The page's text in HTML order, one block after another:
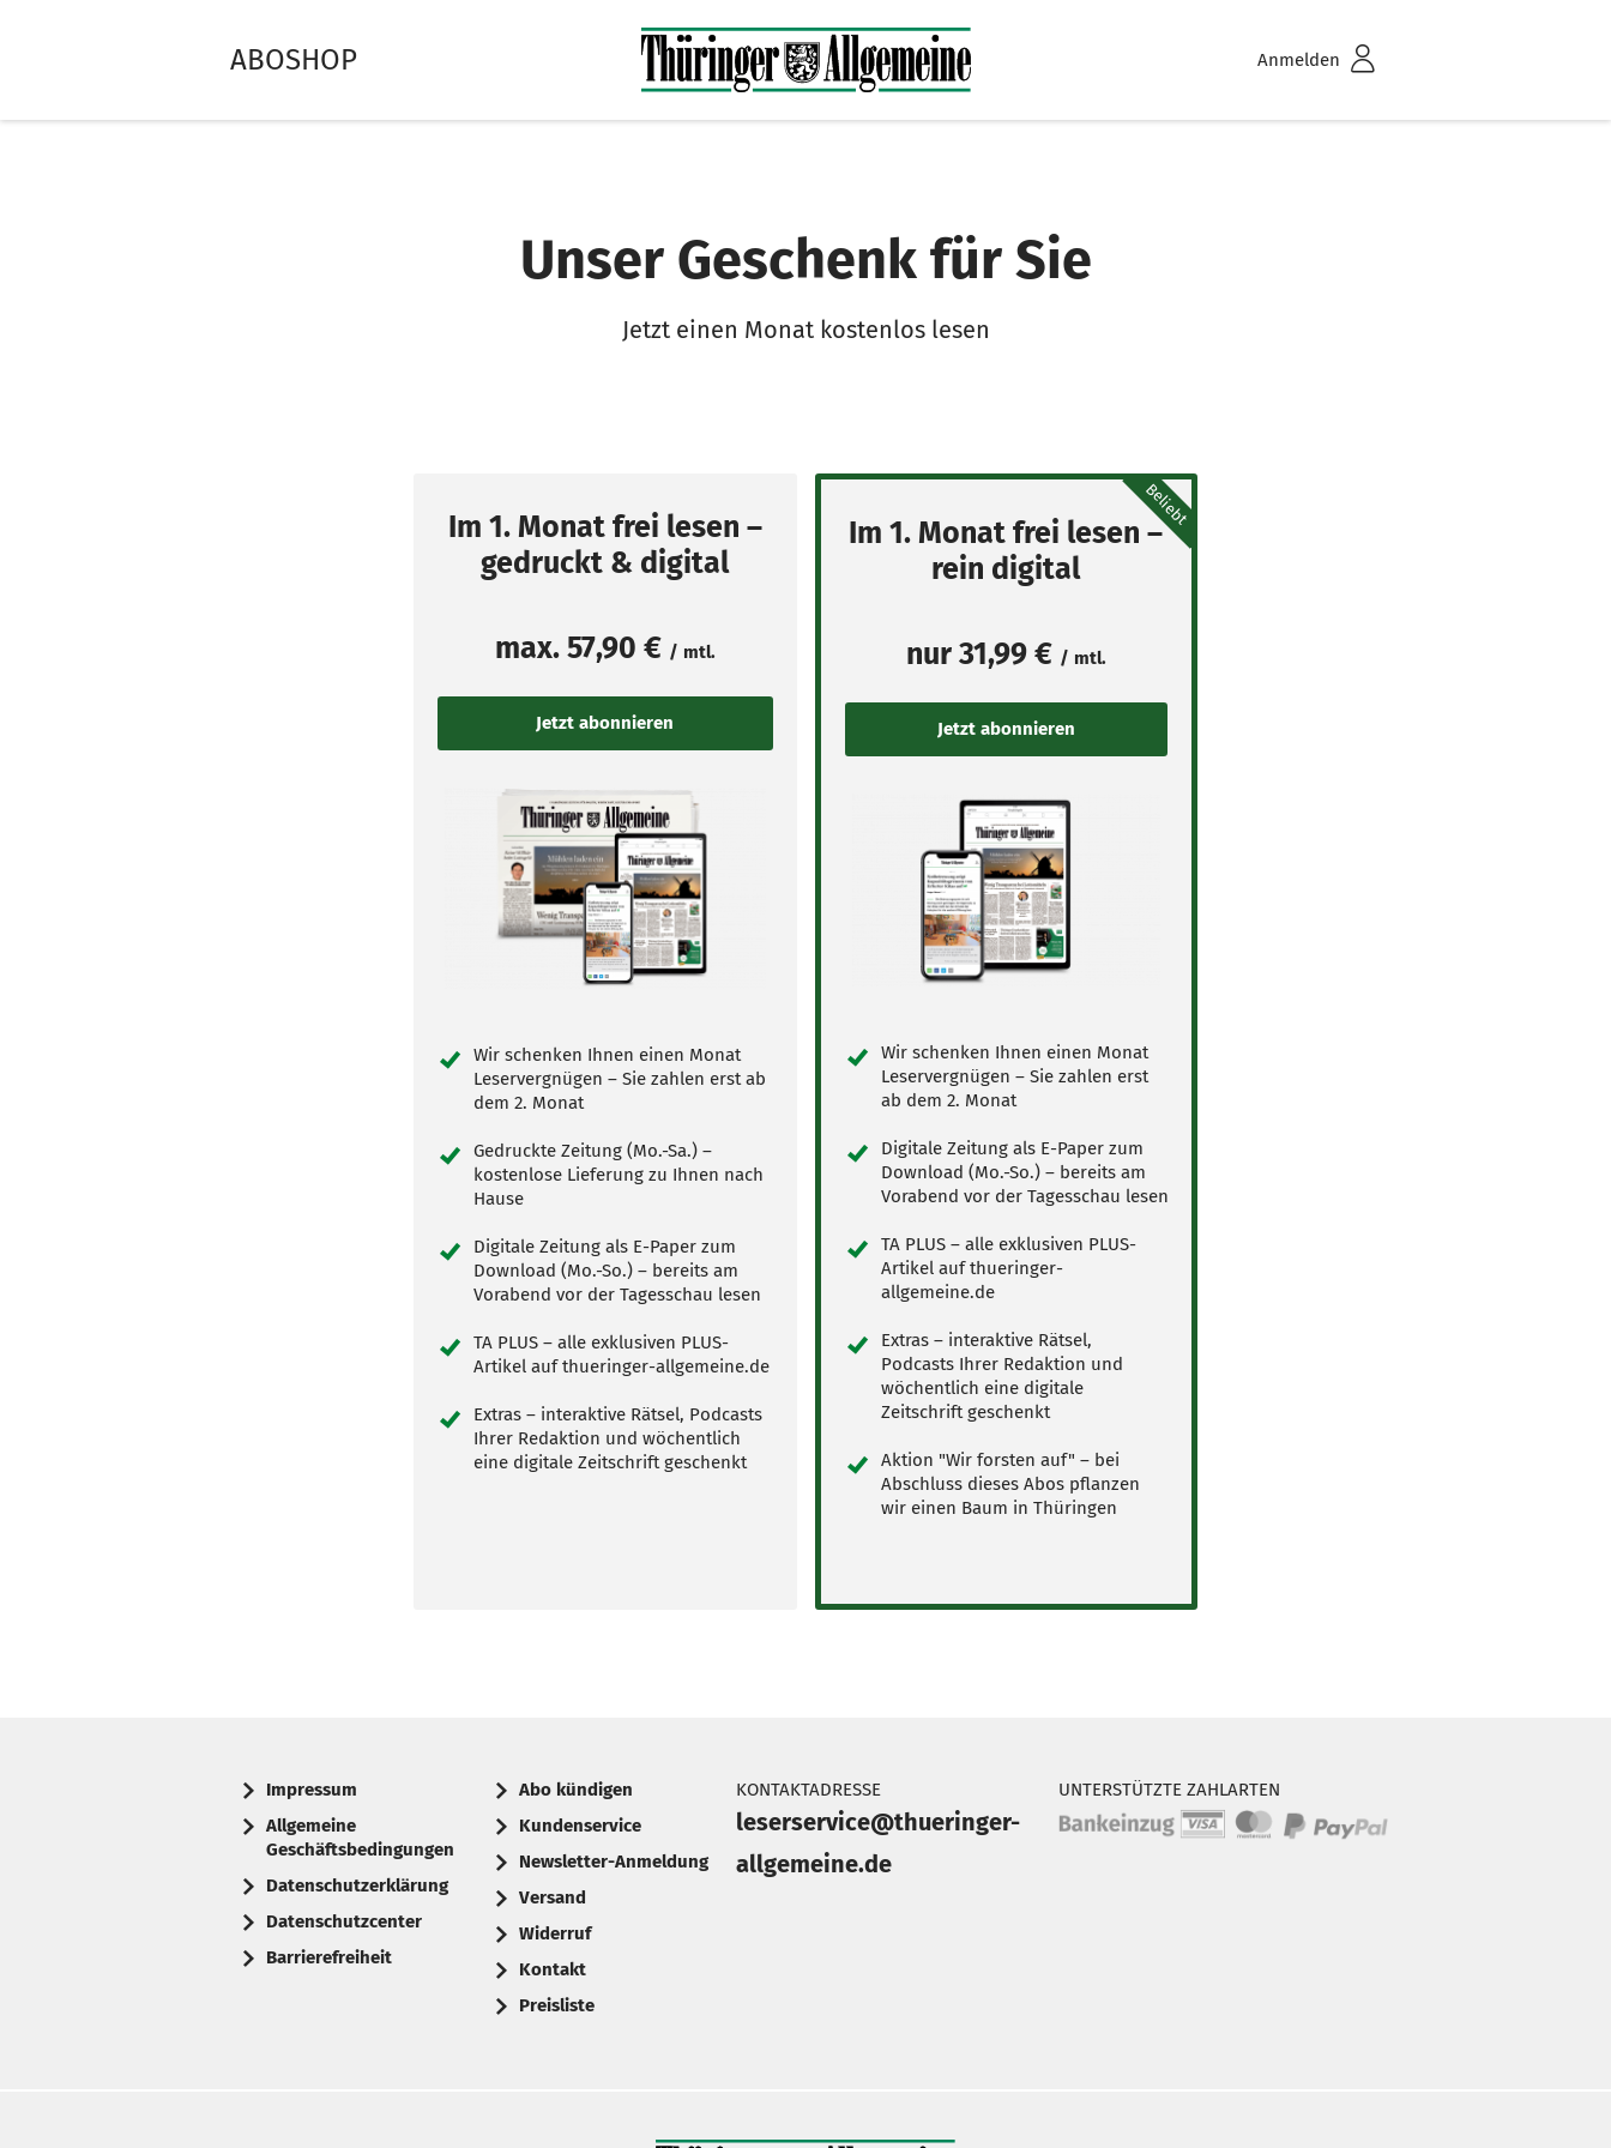
ABOSHOP Anmelden
Unser Geschenk für Sie
Jetzt einen Monat kostenlos lesen
Im 1. Monat frei lesen –
gedruckt & digital
max. 57,90 € / mtl.
Wir schenken Ihnen einen Monat
Leservergnügen – Sie zahlen erst ab
dem 2. Monat
Gedruckte Zeitung (Mo.-Sa.) –
kostenlose Lieferung zu Ihnen nach
Hause
Digitale Zeitung als E-Paper zum
Download (Mo.-So.) – bereits am
Vorabend vor der Tagesschau lesen
TA PLUS – alle exklusiven PLUS-
Artikel auf thueringer-allgemeine.de
Extras – interaktive Rätsel, Podcasts
Ihrer Redaktion und wöchentlich
eine digitale Zeitschrift geschenkt
Beliebt
Im 1. Monat frei lesen –
rein digital
nur 31,99 € / mtl.
Wir schenken Ihnen einen Monat
Leservergnügen – Sie zahlen erst
ab dem 2. Monat
Digitale Zeitung als E-Paper zum
Download (Mo.-So.) – bereits am
Vorabend vor der Tagesschau lesen
TA PLUS – alle exklusiven PLUS-
Artikel auf thueringer-
allgemeine.de
Extras – interaktive Rätsel,
Podcasts Ihrer Redaktion und
wöchentlich eine digitale
Zeitschrift geschenkt
Aktion "Wir forsten auf" – bei
Abschluss dieses Abos pflanzen
wir einen Baum in Thüringen
Impressum
Allgemeine
Geschäftsbedingungen
Datenschutzerklärung
Datenschutzcenter
Barrierefreiheit
Abo kündigen
Kundenservice
Newsletter-Anmeldung
Versand
Widerruf
Kontakt
Preisliste
KONTAKTADRESSE
leserservice@thueringer-
allgemeine.de
UNTERSTÜTZTE ZAHLARTEN